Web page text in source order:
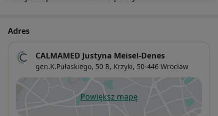
Adres
CALMAMED Justyna Meisel-Denes
gen.K.Pułaskiego, 50 B, Krzyki, 50-446 Wrocław
Powiększ mapęotwiera się w nowej karcie